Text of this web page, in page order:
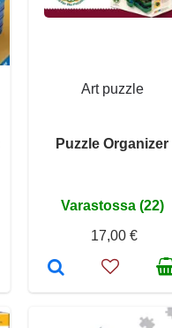
Art puzzle
Puzzle Organizer
Varastossa (22)
17,00 €